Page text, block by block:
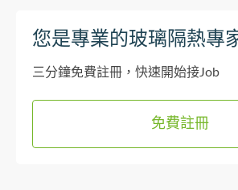
您是專業的玻璃隔熱專
三分鐘免費註冊，快速開始接Job
免費註冊